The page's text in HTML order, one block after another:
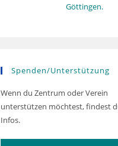
Göttingen.
Spenden/Unterstützung
Wenn du Zentrum oder Verein
unterstützen möchtest, findest
Infos.